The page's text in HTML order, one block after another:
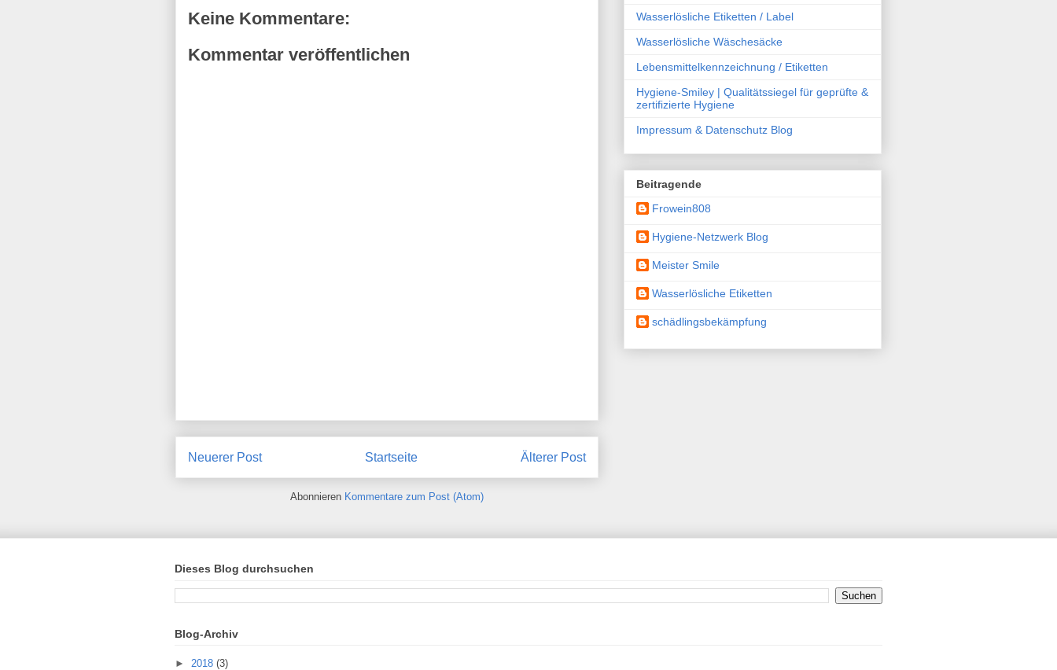
Keine Kommentare:
Kommentar veröffentlichen
Neuerer Post Älterer Post
Startseite
Abonnieren Kommentare zum Post (Atom)
Wasserlösliche Etiketten / Label
Wasserlösliche Wäschesäcke
Lebensmittelkennzeichnung / Etiketten
Hygiene-Smiley | Qualitätssiegel für geprüfte &
zertifizierte Hygiene
Impressum & Datenschutz Blog
Beitragende
Frowein808
Hygiene-Netzwerk Blog
Meister Smile
Wasserlösliche Etiketten
schädlingsbekämpfung
Dieses Blog durchsuchen
Blog-Archiv
► 2018 (3)